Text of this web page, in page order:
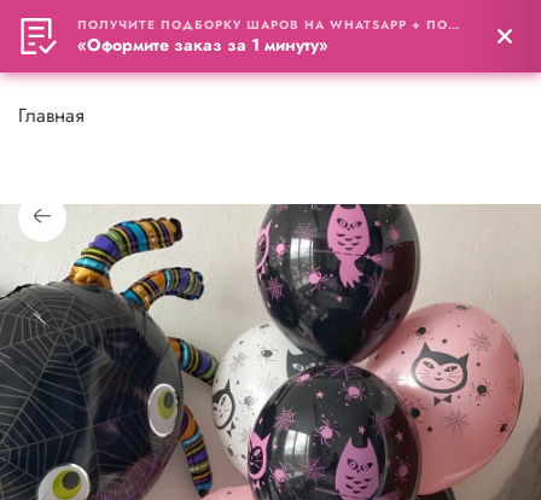
0
Главная
ПОЛУЧИТЕ ПОДБОРКУ ШАРОВ НА WHATSAPP + ПОДАРОК
«Оформите заказ за 1 минуту»